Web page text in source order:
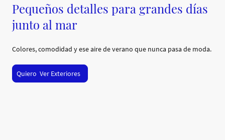
Pequeños detalles para grandes días
junto al mar
Colores, comodidad y ese aire de verano que nunca pasa de moda.
Quiero Ver Exteriores